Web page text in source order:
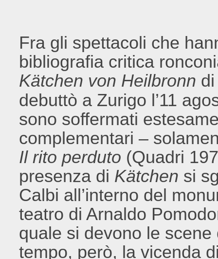
Fra gli spettacoli che
bibliografia critica
Kätchen von Heilbronn
debuttò a Zurigo l’11
sono soffermati
complementari –
Il rito perduto (Quadri
presenza di Kätchen si
Calbi all’interno del
teatro di Arnaldo
quale si devono le
tempo, però, la vicenda